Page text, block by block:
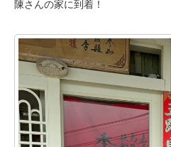
陳さんの家に到着！